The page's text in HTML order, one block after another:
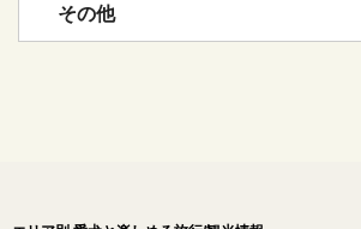
その他